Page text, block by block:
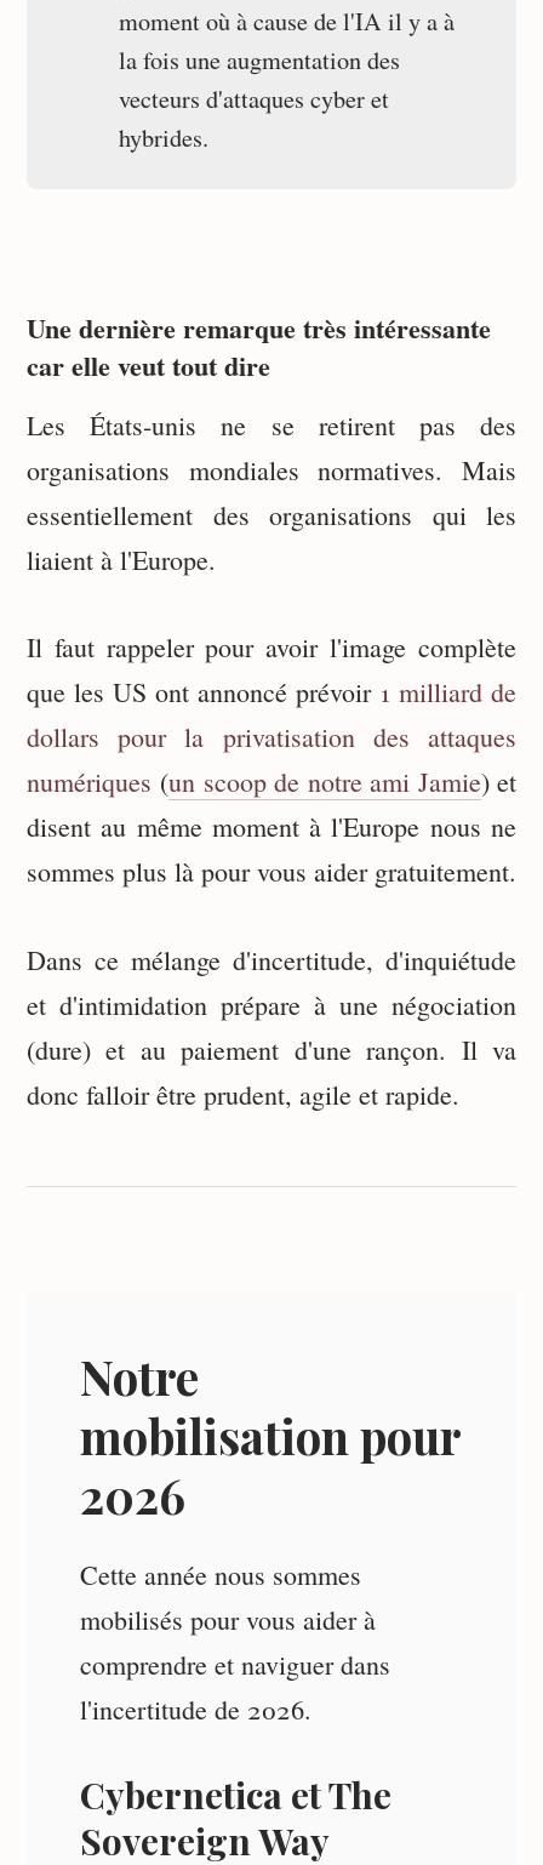
moment où à cause de l'IA il y a à
la fois une augmentation des
vecteurs d'attaques cyber et
hybrides.
Une dernière remarque très intéressante
car elle veut tout dire
Les États-unis ne se retirent pas des
organisations mondiales normatives. Mais
essentiellement des organisations qui les
liaient à l'Europe.
Il faut rappeler pour avoir l'image complète
que les US ont annoncé prévoir 1 milliard de
dollars pour la privatisation des attaques
numériques (un scoop de notre ami Jamie) et
disent au même moment à l'Europe nous ne
sommes plus là pour vous aider gratuitement.
Dans ce mélange d'incertitude, d'inquiétude
et d'intimidation prépare à une négociation
(dure) et au paiement d'une rançon. Il va
donc falloir être prudent, agile et rapide.
Notre
mobilisation pour
2026
Cette année nous sommes
mobilisés pour vous aider à
comprendre et naviguer dans
l'incertitude de 2026.
Cybernetica et The
Sovereign Way